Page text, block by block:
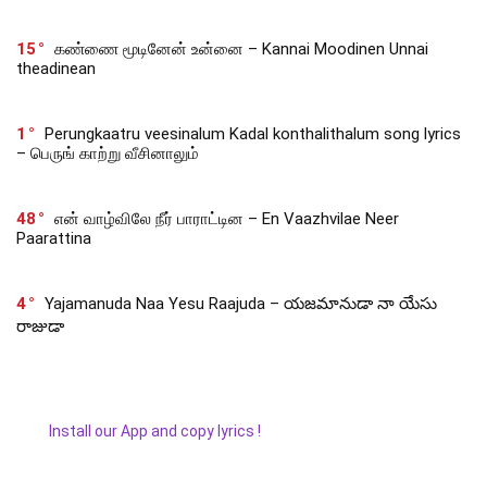
15
கண்ணை மூடினேன் உன்னை – Kannai Moodinen Unnai
theadinean
1
Perungkaatru veesinalum Kadal konthalithalum song lyrics
– பெருங் காற்று வீசினாலும்
48
என் வாழ்விலே நீர் பாராட்டின – En Vaazhvilae Neer
Paarattina
4
Yajamanuda Naa Yesu Raajuda – యజమానుడా నా యేసు
రాజుడా
Install our App and copy lyrics !